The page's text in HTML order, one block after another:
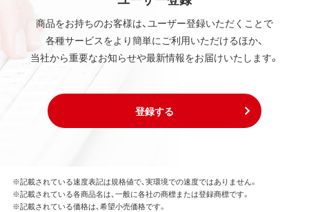
商品をお持ちのお客様は、ユーザー登録いただくことで
各種サービスをより簡単にご利用いただけるほか、
当社から重要なお知らせや最新情報をお届けいたします。
登録する
※記載されている速度表記は規格値で、実環境での速度ではありません。
※記載されている各商品名は、一般に各社の商標または登録商標です。
※記載されている価格は、希望小売価格です。